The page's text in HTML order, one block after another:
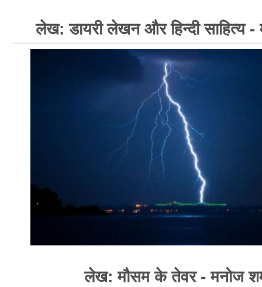
लेख: डायरी लेखन और हिन्दी साहित्य -
लेख: मौसम के तेवर - मनोज